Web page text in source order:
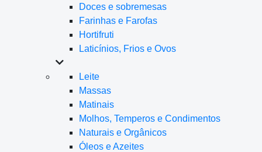
Doces e sobremesas
Farinhas e Farofas
Hortifruti
Laticínios, Frios e Ovos
Leite
Massas
Matinais
Molhos, Temperos e Condimentos
Naturais e Orgânicos
Óleos e Azeites